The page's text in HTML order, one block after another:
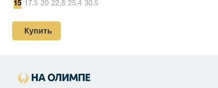
15 17.5 20 22,8 25.4 30.5
Купить